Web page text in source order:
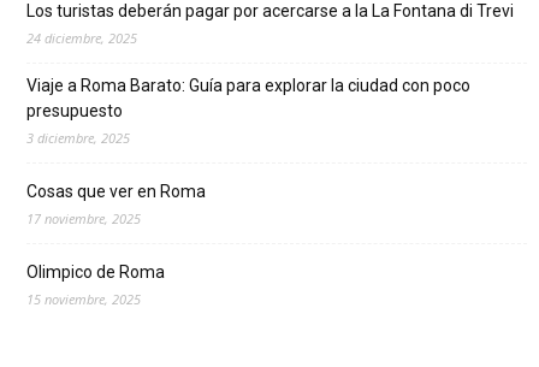
Los turistas deberán pagar por acercarse a la La Fontana di Trevi
24 diciembre, 2025
Viaje a Roma Barato: Guía para explorar la ciudad con poco
presupuesto
3 diciembre, 2025
Cosas que ver en Roma
17 noviembre, 2025
Olimpico de Roma
15 noviembre, 2025